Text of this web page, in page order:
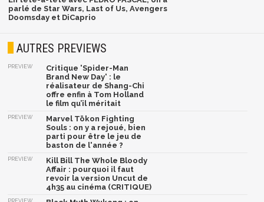
parlé de Star Wars, Last of Us, Avengers
Doomsday et DiCaprio
AUTRES PREVIEWS
PREVIEW
Critique 'Spider-Man
Brand New Day' : le
réalisateur de Shang-Chi
offre enfin à Tom Holland
le film qu’il méritait
PREVIEW
Marvel Tōkon Fighting
Souls : on y a rejoué, bien
parti pour être le jeu de
baston de l'année ?
PREVIEW
Kill Bill The Whole Bloody
Affair : pourquoi il faut
revoir la version Uncut de
4h35 au cinéma (CRITIQUE)
PREVIEW